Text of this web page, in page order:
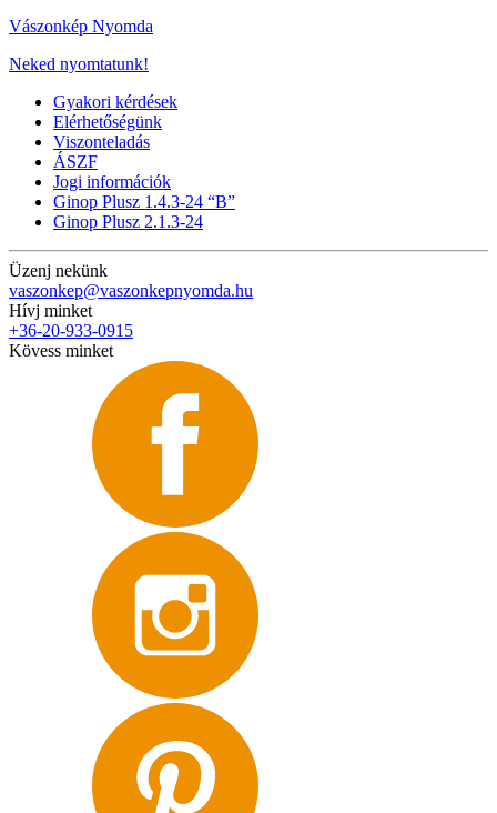
Vászonkép Nyomda
Neked nyomtatunk!
Gyakori kérdések
Elérhetőségünk
Viszonteladás
ÁSZF
Jogi információk
Ginop Plusz 1.4.3-24 “B”
Ginop Plusz 2.1.3-24
Üzenj nekünk
vaszonkep@vaszonkepnyomda.hu
Hívj minket
+36-20-933-0915
Kövess minket